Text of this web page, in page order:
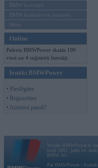
BMW koncepti
BMW konkurentu jaunumi
Moto
Online
Pašreiz BMWPower skatās 190
viesi un 4 reģistrēti lietotāji.
Ienākt BMWPower
• Pieslēgties
• Reģistrēties
• Aizmirsi paroli?
Vortāls BMWPower.lv
kopš 2002. gada 14.
BMW AG.
Par BMWPower